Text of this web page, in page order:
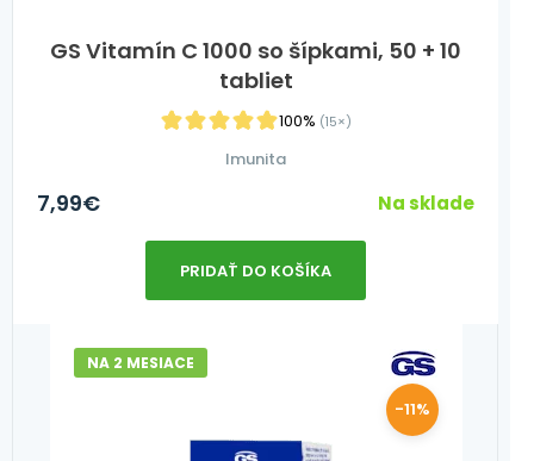
GS Vitamín C 1000 so šípkami, 50 + 10
tabliet
100% (15×)
Imunita
7,99€ Na sklade
PRIDAŤ DO KOŠÍKA
NA 2 MESIACE
-11%